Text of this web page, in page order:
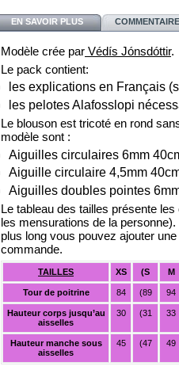
EN SAVOIR PLUS
Modèle crée par Védís Jónsdóttir.
Le pack contient:
les explications en Français
les pelotes Alafosslopi
Le blouson est tricoté en rond
modèle sont :
Aiguilles circulaires 6mm
Aiguille circulaire 4,5mm
Aiguilles doubles pointes
Le tableau des tailles présente
les mensurations de la
plus long vous pouvez ajouter
commande.
TAILLES XS (S M
Tour de poitrine 84 (89 94
Hauteur corps jusqu’au
aisselles
30 (31 33
Hauteur manche sous
aisselles
45 (47 49